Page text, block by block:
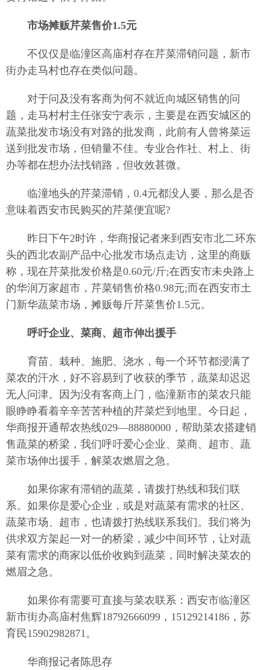
市场摊贩芹菜售价1.5元
不仅仅是临潼区高庙村存在芹菜滞销问题，新市
街办走马村也存在类似问题。
对于问及没有客商为何不就近向城区销售的问
题，走马村村主任张安宁表示，主要是在西安城区的
蔬菜批发市场没有对路的批发商，此前有人曾将菜运
送到批发市场，但销量不佳。专业合作社、村上、街
办等都在想办法找销路，但收效甚微。
临潼地头的芹菜滞销，0.4元都没人要，那么是否
意味着西安市民购买的芹菜便宜呢?
昨日下午2时许，华商报记者来到西安市北二环东
头的西北农副产品中心批发市场点走访，这里的商贩
称，现在芹菜批发价格是0.60元/斤;在西安市未央路上
的华润万家超市，芹菜销售价格0.98元;而在西安市土
门新华蔬菜市场，摊贩每斤芹菜售价1.5元。
呼吁企业、菜商、超市伸出援手
育苗、栽种、施肥、浇水，每一个环节都浸满了
菜农的汗水，好不容易到了收获的季节，蔬菜却迟迟
无人问津。因为没有客商上门，临潼新市的菜农只能
眼睁睁看着辛辛苦苦种植的芹菜烂到地里。今日起，
华商报开通帮农热线029—88880000，帮助菜农搭建销
售蔬菜的桥梁，我们呼吁爱心企业、菜商、超市、蔬
菜市场伸出援手，解菜农燃眉之急。
如果你家有滞销的蔬菜，请拨打热线和我们联
系。如果你是爱心企业，或是对蔬菜有需求的社区、
蔬菜市场、超市，也请拨打热线联系我们。我们将为
供求双方架起一对一的桥梁，减少中间环节，让对蔬
菜有需求的商家以低价收购到蔬菜，同时解决菜农的
燃眉之急。
如果你有需要可直接与菜农联系：西安市临潼区
新市街办高庙村焦辉18792666099，15129214186，苏
育民15902982871。
华商报记者陈思存